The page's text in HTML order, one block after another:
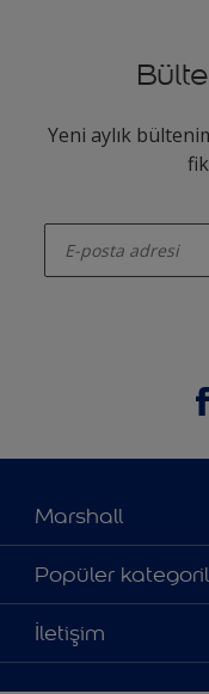
Yeni aylık
Marshall
Hakkımızda
Yatırımcı İlişkileri
Bilgi Toplum Hizmetleri
Popüler
Renklerimiz
Ürünlerimiz
İletişim